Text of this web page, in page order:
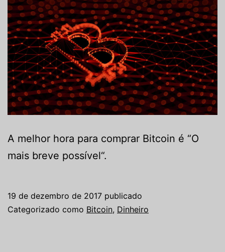
A melhor hora para comprar Bitcoin é “O
mais breve possível“.
19 de dezembro de 2017 publicado
Categorizado como Bitcoin, Dinheiro